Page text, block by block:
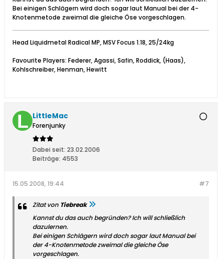
Bei einigen Schlägern wird doch sogar laut Manual bei der 4-
Knotenmetode zweimal die gleiche Öse vorgeschlagen.
Head Liquidmetal Radical MP, MSV Focus 1.18, 25/24kg
Favourite Players: Federer, Agassi, Safin, Roddick, (Haas),
Kohlschreiber, Henman, Hewitt
LittleMac
Forenjunky
Dabei seit: 23.02.2006
Beiträge: 4553
#7
15.05.2008, 19:44
Zitat von Tiebreak
Kannst du das auch begründen? Ich will schließlich
dazulernen.
Bei einigen Schlägern wird doch sogar laut Manual bei
der 4-Knotenmetode zweimal die gleiche Öse
vorgeschlagen.